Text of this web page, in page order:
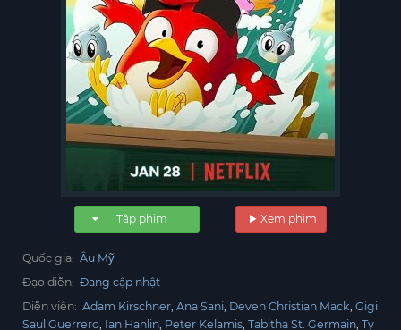
Xem phim
Tập phim
Quốc gia: Âu Mỹ
Đạo diễn: Đang cập nhật
Diễn viên: Adam Kirschner Ana Sani Deven Christian Mack Gigi
Saul Guerrero Ian Hanlin Peter Kelamis Tabitha St. Germain Ty